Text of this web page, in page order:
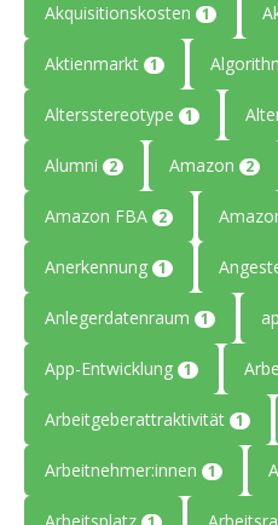
Akquisitionskosten 1
Aktienmarkt 1
Altersstereotype 1
Alumni 2 Amazon 2
Amazon FBA 2
Anerkennung 1
Anlegerdatenraum 1
App-Entwicklung 1
Arbeitgeberattraktivität 1
Arbeitnehmer:innen 1